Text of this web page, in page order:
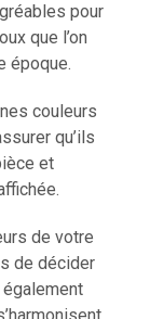
pour
que l’on
époque.
couleurs
qu’ils
et
de votre
de décider